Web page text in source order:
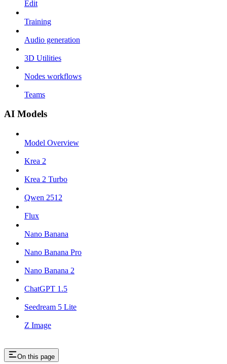
Edit
Training
Audio generation
3D Utilities
Nodes workflows
Teams
AI Models
Model Overview
Krea 2
Krea 2 Turbo
Qwen 2512
Flux
Nano Banana
Nano Banana Pro
Nano Banana 2
ChatGPT 1.5
Seedream 5 Lite
Z Image
On this page